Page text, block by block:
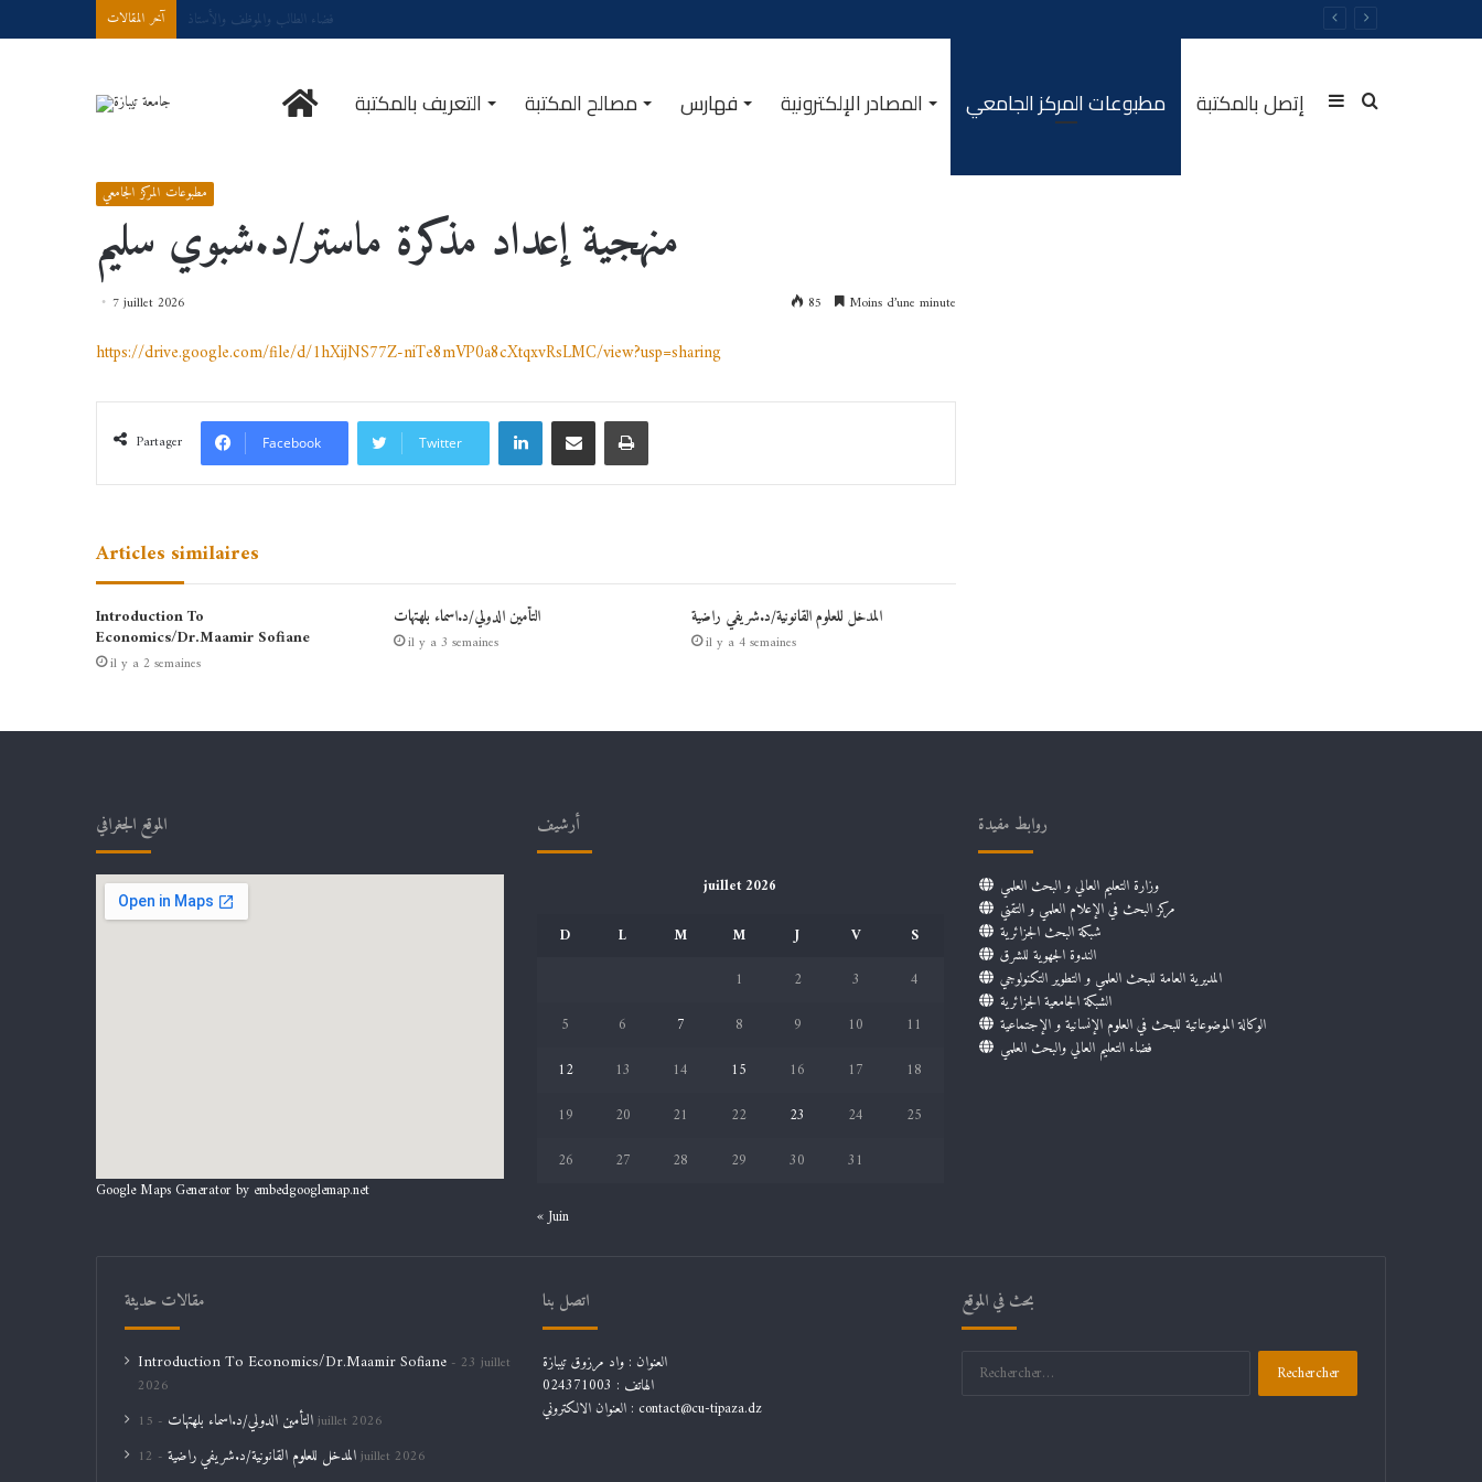
آخر المقالات Demande d’accès à internet
الرئيسيةالتعريف بالمكتبة مصالح المكتبة فهارس المصادر الإلكترونية مطبوعات المركز الجامعي إتصل بالمكتبة Rechercher
Sidebar
مطبوعات المركز الجامعي
منهجية إعداد مذكرة ماستر/د.شبوي سليم
7 juillet 2026 85 Moins d’une minute
https://drive.google.com/file/d/1hXijNS77Z-niTe8mVP0a8cXtqxvRsLMC/view?usp=sharing
Partager Facebook Twitter
Linkedin Partager par email Imprimer
Articles similaires
Introduction To
Economics/Dr.Maamir Sofiane
il y a 2 semaines
التأمين الدولي/د.اسماء بلهتهات
il y a 3 semaines
المدخل للعلوم القانونية/د.شريفي راضية
il y a 4 semaines
الموقع الجغرافي
Google Maps Generator by embedgooglemap.net
أرشيف
juillet 2026
D
L M M J V
S
1
2 3
4
5
6 7 8 9 10
11
12
13 14 15 16 17
18
19
20 21 22 23 24
25
26
27 28 29 30 31
« Juin
روابط مفيدة
وزارة التعليم العالي و البحث العلمي
مركز البحث في الإعلام العلمي و التقني
شبكة البحث الجزائرية
الندوة الجهوية للشرق
المديرية العامة للبحث العلمي و التطوير التكنولوجي
الشبكة الجامعية الجزائرية
الوكالة الموضوعاتية للبحث في العلوم الإنسانية و الإجتماعية
فضاء التعليم العالي والبحث العلمي
مقالات حديثة
Introduction To Economics/Dr.Maamir Sofiane
23 juillet
2026
التأمين الدولي/د.اسماء بلهتهات15 juillet 2026
المدخل للعلوم القانونية/د.شريفي راضية12 juillet 2026
اتصل بنا
العنوان : واد مرزوق تيبازة
الهاتف : 024371003
العنوان الالكتروني : contact@cu-tipaza.dz
بحث في الموقع
Rechercher :